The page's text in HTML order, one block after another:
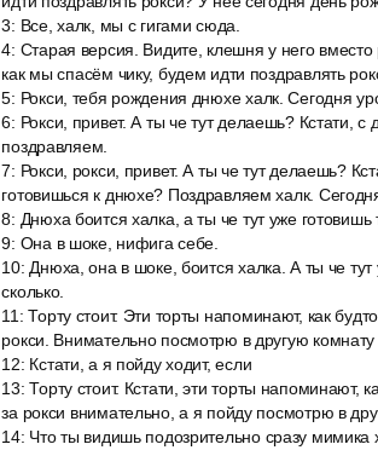
3: Все, халк, мы с гигами сюда.
4: Старая версия. Видите, клешня у него
как мы спасём чику, будем идти поздравлять
5: Рокси, тебя рождения днюхе халк. Сегодня
6: Рокси, привет. А ты че тут делаешь? Кстати,
поздравляем.
7: Рокси, рокси, привет. А ты че тут делаешь?
готовишься к днюхе? Поздравляем халк.
8: Днюха боится халка, а ты че тут уже
9: Она в шоке, нифига себе.
10: Днюха, она в шоке, боится халка. А ты че
сколько.
11 :Торту стоит. Эти торты напоминают, как
рокси. Внимательно посмотрю в другую
12: Кстати, а я пойду ходит, если
13:Торту стоит. Кстати, эти торты напоминают,
за рокси внимательно, а я пойду посмотрю в
14: Что ты видишь подозрительно сразу мимика